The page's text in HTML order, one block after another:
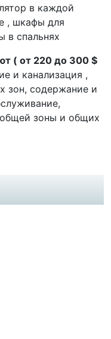
в каждой
, шкафы для
в спальнях
( от 220 до 300 $
и канализация ,
зон, содержание и
зоны и общих